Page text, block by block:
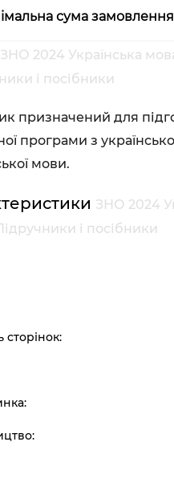
сума замовлення
ЗНО 2024 Українська
і посібники
призначений для
програми з
мови.
ЗНО 2024
і посібники
сторінок: